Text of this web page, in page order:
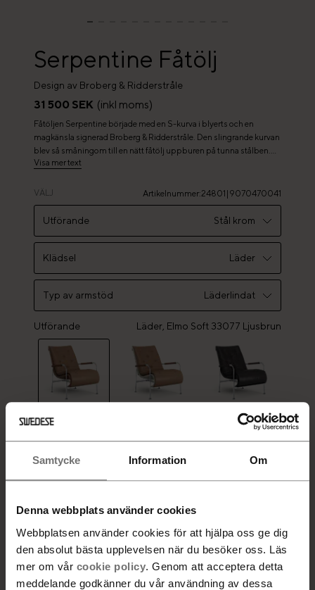
Samtycke Information Om
Denna webbplats använder cookies
Webbplatsen använder cookies för att hjälpa oss ge dig
den absolut bästa upplevelsen när du besöker oss. Läs
mer om vår cookie policy. Genom att acceptera detta
meddelande godkänner du vår användning av dessa
Serpentine Fåtölj
Design av Broberg & Ridderstråle
31 500 SEK (inkl moms)
Fåtöljen Serpentine började med en S-kurva i blyerts och en
magkänsla signerad Broberg & Ridderstråle. Den slingrande kurvan
blev så småningom till en nätt fåtölj uppburen på tunna stålben.
Formspråket känns självklart, medan detaljomsorgen är enorm.
landa i små fötter av rostfritt stål som reflekterar ljuset. Dynan,
klädd i fårskinn, läder eller tyg, kan enkelt tas av, precis som alla
fåtöljens komponenter är möjliga att ta isär och renovera.
fåtöljen en mängd olika uttryck.
Visa mer text
VÄLJ Artikelnummer:24801|9070470041
Utförande Stål krom
Stål krom
Stål Nutmeg RAL 1019
Stål Mörkbrun RAL 8019
Stål Röd RAL 3009
Klädsel Läder
Läder
Tyg
Fårskinn
Typ av armstöd Läderlindat
Läderlindat
Ek
Utförande Läder, Elmo Soft 33077 Ljusbrun
31 500 SEK
+2
VALD PRODUKT
Stål krom, Läderlindat, Tärnsjö 8632 Cognac, Läder,
Elmo Soft 33077 Ljusbrun